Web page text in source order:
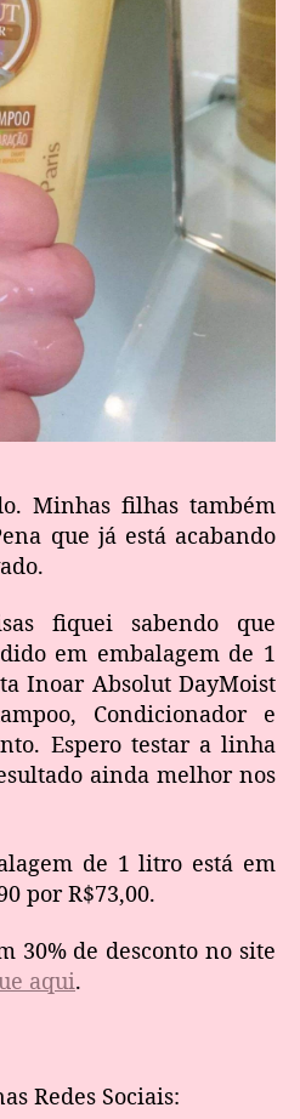
Minhas filhas também
que já está acabando
fiquei sabendo que
em embalagem de 1
Inoar Absolut DayMoist
Condicionador e
Espero testar a linha
ainda melhor nos
de 1 litro está em
por R$73,00.
30% de desconto no site
aqui.
Redes Sociais: